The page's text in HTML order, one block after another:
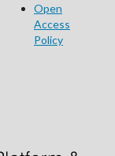
Open
Access
Policy